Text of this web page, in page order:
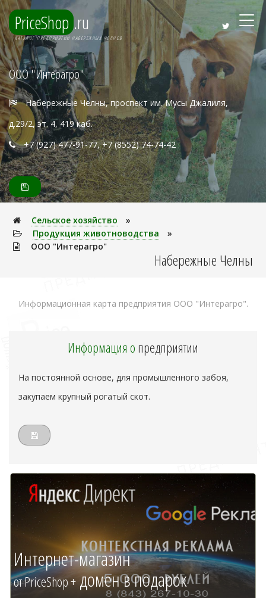
PriceShop .ru
КАТАЛОГ ПРЕДПРИЯТИЙ НАБЕРЕЖНЫХ ЧЕЛНОВ
ООО "Интерагро"
Набережные Челны, проспект им. Мусы Джалиля,
д.29/2, эт. 4, 419 каб.
+7 (927) 477-91-77, +7 (8552) 74-74-42
Сельское хозяйство
»
Продукция животноводства
»
ООО "Интерагро"
Набережные Челны
Информационная карта предприятия ООО "Интерагро".
Информация опредприятии
На постоянной основе, для промышленного забоя,
закупаем крупный рогатый скот.
Интернет-магазин
от PriceShop +домен в подарок